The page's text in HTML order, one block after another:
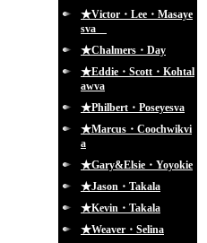
★Victor・Lee・Masaye
sva
★Chalmers・Day
★Eddie・Scott・Kohtal
awva
★Philbert・Poseyesva
★Marcus・Coochwikvi
a
★Gary&Elsie・Yoyokie
★Jason・Takala
★Kevin・Takala
★Weaver・Selina